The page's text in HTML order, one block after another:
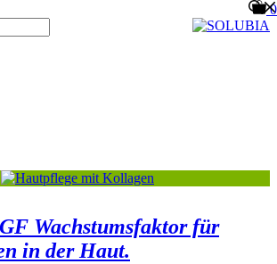
0
Wachstumsfaktor für
in der Haut.